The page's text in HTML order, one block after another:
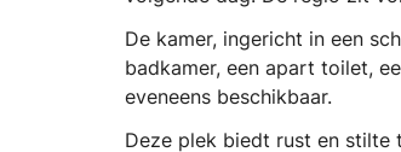
De kamer, ingericht in een
badkamer, een apart toilet,
eveneens beschikbaar.
Deze plek biedt rust en stilte